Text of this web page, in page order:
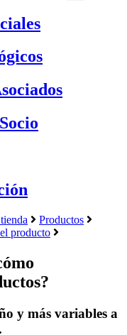
Productos
producto
y más variables a